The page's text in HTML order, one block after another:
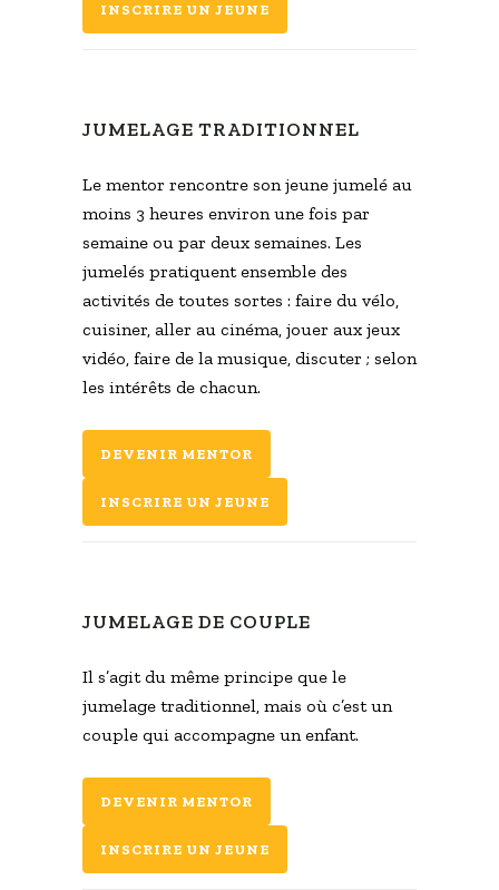
INSCRIRE UN JEUNE
JUMELAGE TRADITIONNEL
Le mentor rencontre son jeune jumelé au
moins 3 heures environ une fois par
semaine ou par deux semaines. Les
jumelés pratiquent ensemble des
activités de toutes sortes : faire du vélo,
cuisiner, aller au cinéma, jouer aux jeux
vidéo, faire de la musique, discuter ; selon
les intérêts de chacun.
DEVENIR MENTOR
INSCRIRE UN JEUNE
JUMELAGE DE COUPLE
Il s’agit du même principe que le
jumelage traditionnel, mais où c’est un
couple qui accompagne un enfant.
DEVENIR MENTOR
INSCRIRE UN JEUNE